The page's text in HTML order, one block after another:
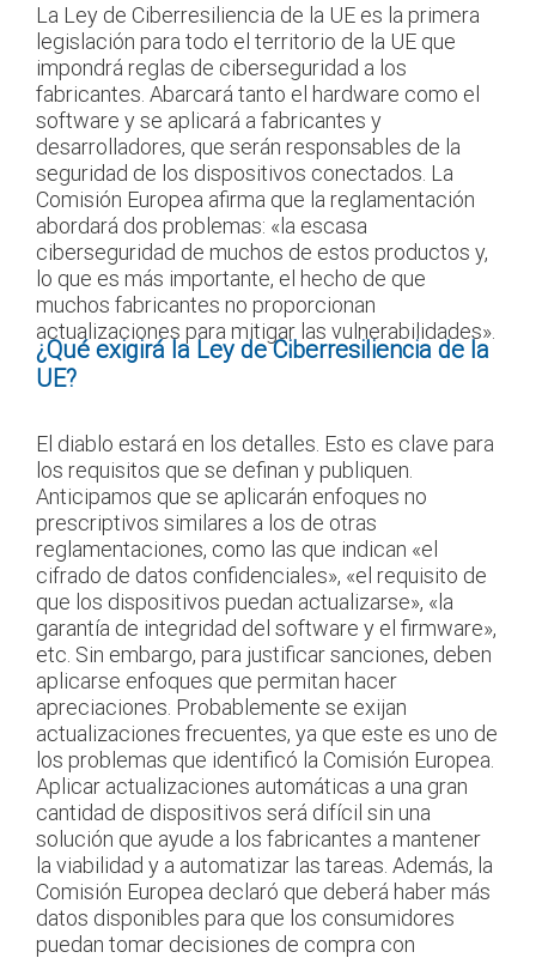
La Ley de Ciberresiliencia de la UE es la primera
legislación para todo el territorio de la UE que
impondrá reglas de ciberseguridad a los
fabricantes. Abarcará tanto el hardware como el
software y se aplicará a fabricantes y
desarrolladores, que serán responsables de la
seguridad de los dispositivos conectados. La
Comisión Europea afirma que la reglamentación
abordará dos problemas: «la escasa
ciberseguridad de muchos de estos productos y,
lo que es más importante, el hecho de que
muchos fabricantes no proporcionan
actualizaciones para mitigar las vulnerabilidades».
¿Qué exigirá la Ley de Ciberresiliencia de la
UE?
El diablo estará en los detalles. Esto es clave para
los requisitos que se definan y publiquen.
Anticipamos que se aplicarán enfoques no
prescriptivos similares a los de otras
reglamentaciones, como las que indican «el
cifrado de datos confidenciales», «el requisito de
que los dispositivos puedan actualizarse», «la
garantía de integridad del software y el firmware»,
etc. Sin embargo, para justificar sanciones, deben
aplicarse enfoques que permitan hacer
apreciaciones. Probablemente se exijan
actualizaciones frecuentes, ya que este es uno de
los problemas que identificó la Comisión Europea.
Aplicar actualizaciones automáticas a una gran
cantidad de dispositivos será difícil sin una
solución que ayude a los fabricantes a mantener
la viabilidad y a automatizar las tareas. Además, la
Comisión Europea declaró que deberá haber más
datos disponibles para que los consumidores
puedan tomar decisiones de compra con